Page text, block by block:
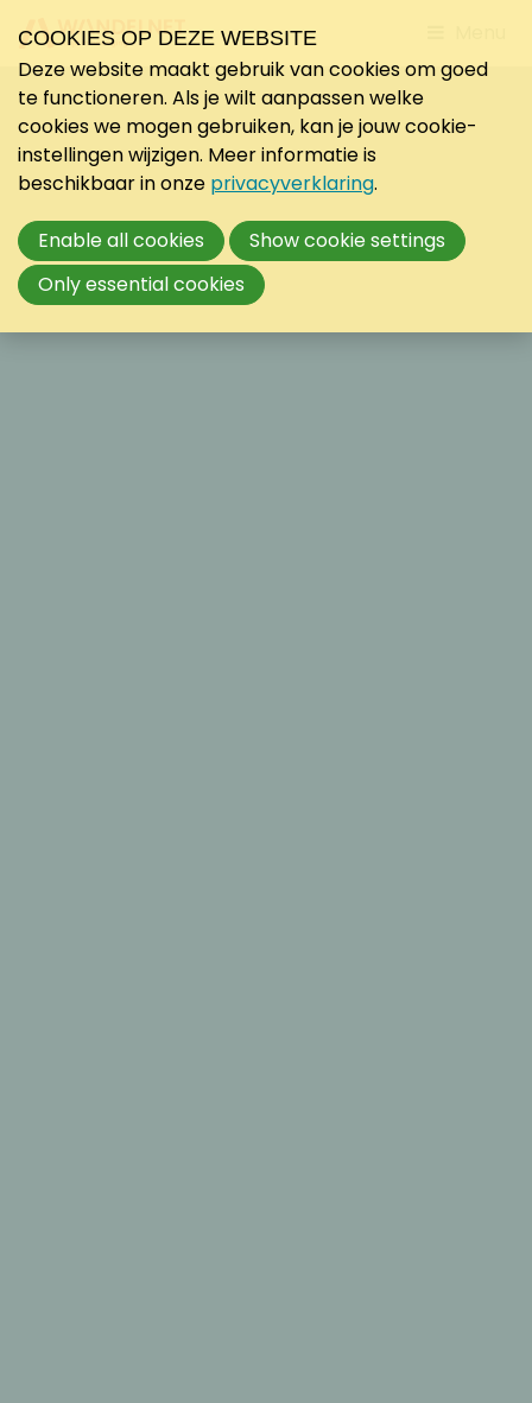
to
COOKIES OP DEZE WEBSITE
Deze website maakt gebruik van cookies om goed
te functioneren. Als je wilt aanpassen welke
cookies we mogen gebruiken, kan je jouw cookie-
instellingen wijzigen. Meer informatie is
beschikbaar in onze privacyverklaring.
Enable all cookies
Show cookie settings
Only essential cookies